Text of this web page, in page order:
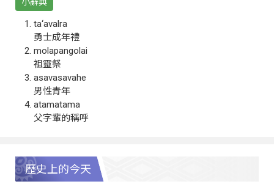
ta‘avalra
勇士成年禮
molapangolai
祖靈祭
asavasavahe
男性青年
atamatama
父字輩的稱呼
歷史上的今天